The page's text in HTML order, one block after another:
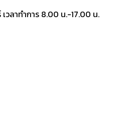
เวลาทำการ 8.00 น.-17.00 น.